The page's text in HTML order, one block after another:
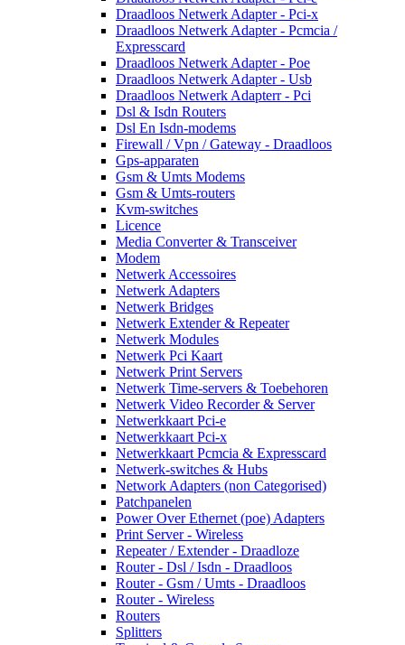
Draadloos Netwerk Adapter - Pci-x
Draadloos Netwerk Adapter - Pcmcia /
Expresscard
Draadloos Netwerk Adapter - Poe
Draadloos Netwerk Adapter - Usb
Draadloos Netwerk Adapterr - Pci
Dsl & Isdn Routers
Dsl En Isdn-modems
Firewall / Vpn / Gateway - Draadloos
Gps-apparaten
Gsm & Umts Modems
Gsm & Umts-routers
Kvm-switches
Licence
Media Converter & Transceiver
Modem
Netwerk Accessoires
Netwerk Adapters
Netwerk Bridges
Netwerk Extender & Repeater
Netwerk Modules
Netwerk Pci Kaart
Netwerk Print Servers
Netwerk Time-servers & Toebehoren
Netwerk Video Recorder & Server
Netwerkkaart Pci-e
Netwerkkaart Pci-x
Netwerkkaart Pcmcia & Expresscard
Netwerk-switches & Hubs
Network Adapters (non Categorised)
Patchpanelen
Power Over Ethernet (poe) Adapters
Print Server - Wireless
Repeater / Extender - Draadloze
Router - Dsl / Isdn - Draadloos
Router - Gsm / Umts - Draadloos
Router - Wireless
Routers
Splitters